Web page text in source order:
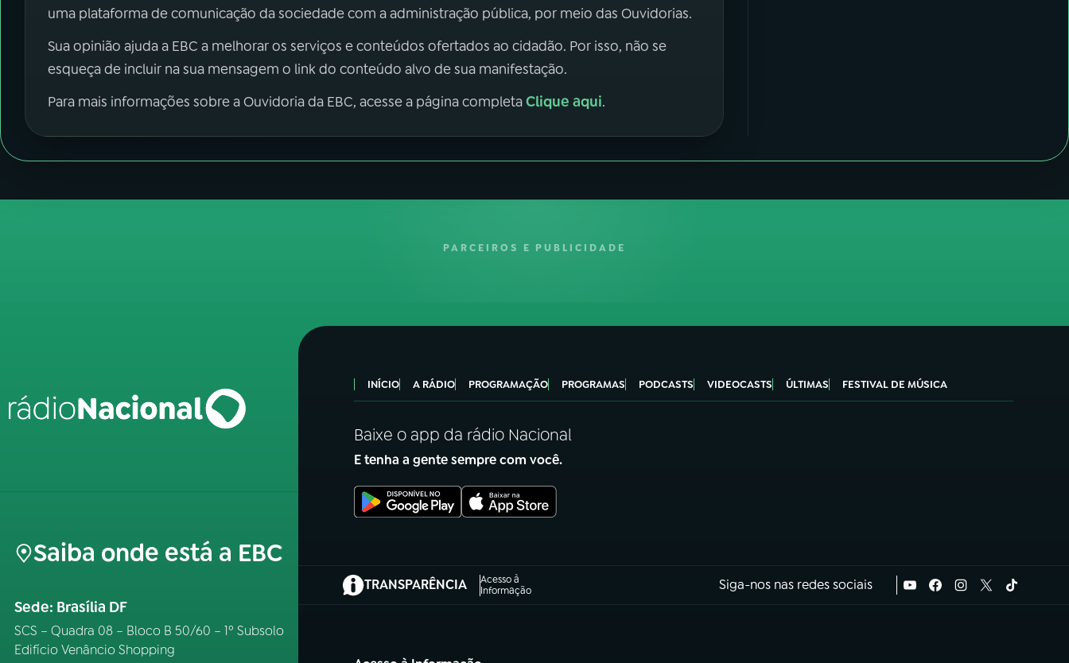
uma plataforma de comunicação da sociedade com a administração pública, por meio das Ouvidorias.
Sua opinião ajuda a EBC a melhorar os serviços e conteúdos ofertados ao cidadão. Por isso, não se
esqueça de incluir na sua mensagem o link do conteúdo alvo de sua manifestação.
Para mais informações sobre a Ouvidoria da EBC, acesse a página completaClique aqui.
PARCEIROS E PUBLICIDADE
Saiba onde está a EBC
Sede: Brasília DF
SCS – Quadra 08 – Bloco B 50/60 – 1º Subsolo
Edifício Venâncio Shopping
INÍCIO A RÁDIO PROGRAMAÇÃO PROGRAMAS PODCASTS VIDEOCASTS ÚLTIMAS FESTIVAL DE MÚSICA
Baixe o app da rádio Nacional
E tenha a gente sempre com você.
TRANSPARÊNCIA
Acesso à
Informação
(abre em nova aba) Siga-nos nas redes sociais